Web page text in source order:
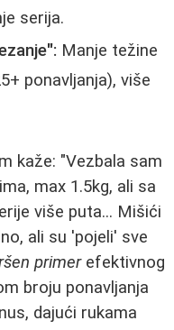
serija.
Manje težine
ponavljanja), više
kaže: "Vezbala sam
max 1.5kg, ali sa
više puta... Mišići
ali su 'pojeli' sve
primerefektivnog
broju ponavljanja
dajući rukama